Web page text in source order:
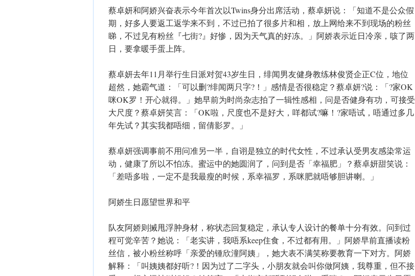
蔡卓妍和阿娇兴奋表示今年首次以Twins身分出席活动，蔡卓妍说：「知道不是公众假
期，好多人要返工返学来不到，不过已拍了很多片和相，放上网给来不到现场的粉丝
睇，不过见有粉丝『七街?』好惨，因为天气真的好冻。」阿娇表示近日冷亲，咳了两
日，要拿暖手蛋上阵。
蔡卓妍去年11月举行生日派对贺43岁生日，绯闻男友健身教练林俊贤企正C位，地位
超然，她霸气道：「可以删?绯闻两只字?！」感情是否很稳定？蔡卓妍?说：「?家OK
咪OK罗！开心就得。」她早前为时尚杂志拍了一辑性感相，问是否健身有功，可接受
大尺度？蔡卓妍笑言：「OK啦，尺度也不是好大，咩都试?嘛！?家唔试，唔通过多几
年先试？其实我都唔细，留倩影罗。」
蔡卓妍强调事前不用问准另一半，自诩是独立的时代女性，不过承认受男友感染常运
动，健康了所以不怕冻。蜜运中的她圆润了，问到是否「幸福肥」？蔡卓妍甜笑说：
「差唔多啦，一定不是我最瘦的时候，系幸福罗，系咪肥就唔够胆讲喇。」
阿娇生日愿望世界和平
队友阿娇则搣甩浮肿身材，称状态回复稳定，承认专人设计的餐单十分有效。问到过
程可觉辛苦？她说：「老实讲，我唔系keep住食，不过都有用。」阿娇早前直播读粉
丝信，被小粉丝称呼「亲爱的锺欣潼阿姨」，她大表不满笑称要教育一下对方。阿娇
解释：「叫姨姨都好听?！因为过了二字头，小朋友就会叫你做阿姨，我尊重，但不接